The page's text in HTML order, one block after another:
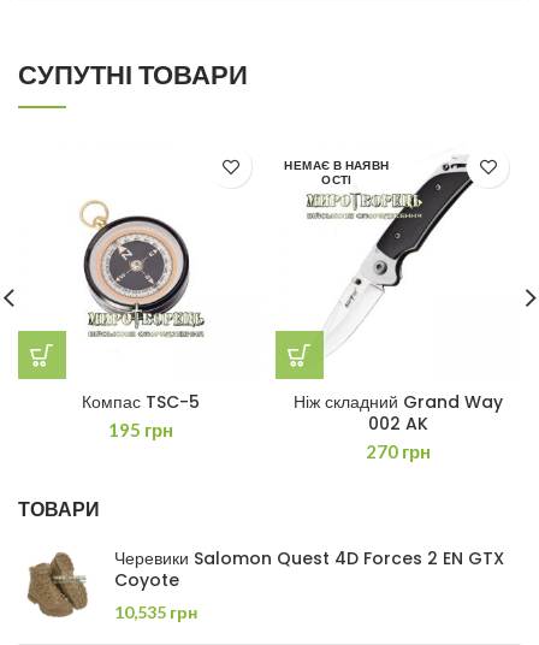
СУПУТНІ ТОВАРИ
Компас TSC-5
195 грн
НЕМАЄ В НАЯВН
ОСТІ
Ніж складний Grand Way
002 AK
270 грн
ТОВАРИ
Черевики Salomon Quest 4D Forces 2 EN GTX
Coyote
10,535 грн